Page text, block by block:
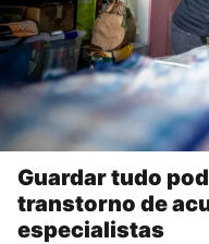
Guardar tudo
transtorno de
especialistas